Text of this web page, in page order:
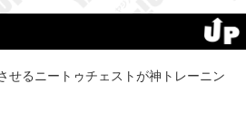
せるニートゥチェストが神トレーニン